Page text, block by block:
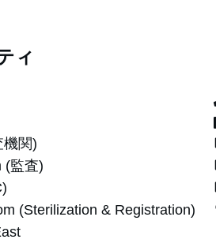
ィ
機関)
(監査)
(Sterilization & Registration)